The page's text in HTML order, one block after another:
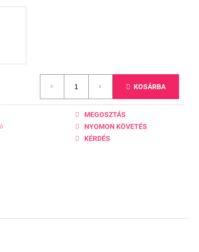
KOSÁRBA
KÉRDÉS
NYOMON KÖVETÉS
MEGOSZTÁS